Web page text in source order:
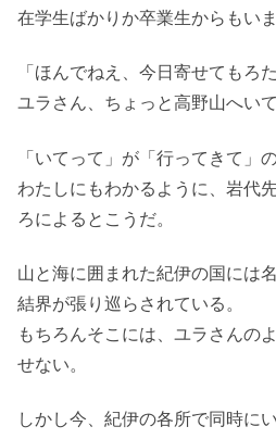
在学生ばかりか卒業生からもい
「ほんでねえ、今日寄せてもろ
ユラさん、ちょっと高野山へい
「いてって」が「行ってきて」
わたしにもわかるように、岩代
ろによるとこうだ。
山と海に囲まれた紀伊の国には
結界が張り巡らされている。
もちろんそこには、ユラさんの
せない。
しかし今、紀伊の各所で同時に